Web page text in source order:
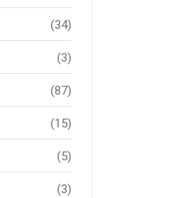
(34)
(3)
(87)
(15)
(5)
(3)